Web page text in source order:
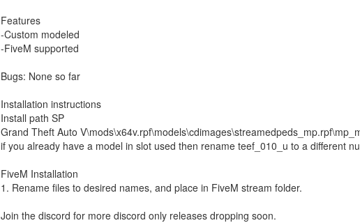
Features
-Custom modeled
-FiveM supported
Bugs: None so far
Installation instructions
Install path SP
Grand Theft Auto
if you already have a model in slot used then rename teef_010_u to a different
FiveM Installation
1. Rename files to desired names, and place in FiveM stream folder.
Join the discord for more discord only releases dropping soon.